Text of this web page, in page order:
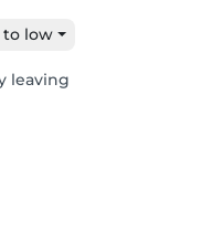
to low
leaving